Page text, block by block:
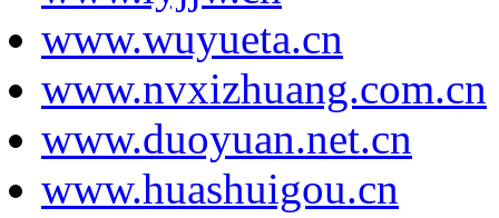
www.wuyueta.cn
www.nvxizhuang.com.cn
www.duoyuan.net.cn
www.huashuigou.cn